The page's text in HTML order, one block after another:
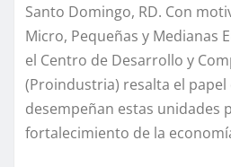
Santo Domingo, RD. Con
Micro, Pequeñas y Medianas
el Centro de Desarrollo y
(Proindustria) resalta el
desempeñan estas unidades
fortalecimiento de la